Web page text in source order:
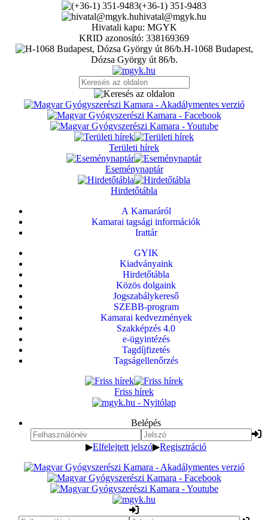
(+36-1) 351-9483
hivatal@mgyk.hu
Hivatali kapu: MGYK
KRID azonosító: 338169369
H-1068 Budapest,
Dózsa György út 86/b.
Területi hírek
Eseménynaptár
Hirdetőtábla
A Kamaráról
Kamarai tagsági információk
Irattár
GYIK
Kiadványaink
Hirdetőtábla
Közös dolgaink
Jogszabálykereső
SZEBB-program
Kamarai kedvezmények
Szakképzés 4.0
e-ügyintézés
Tagdíjfizetés
Tagságellenőrzés
Friss hírek
Belépés
▶Elfelejtett jelszó▶Regisztráció